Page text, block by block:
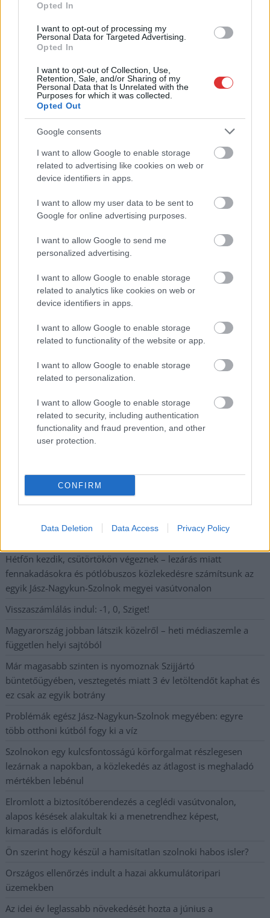
Opted In
I want to opt-out of processing my
Personal Data for Targeted Advertising.
Opted In
I want to opt-out of Collection, Use,
Retention, Sale, and/or Sharing of my
Personal Data that Is Unrelated with the
Purposes for which it was collected.
Opted Out
Google consents
I want to allow Google to enable storage
related to advertising like cookies on web or
device identifiers in apps.
I want to allow my user data to be sent to
Google for online advertising purposes.
I want to allow Google to send me
personalized advertising.
I want to allow Google to enable storage
related to analytics like cookies on web or
device identifiers in apps.
I want to allow Google to enable storage
related to functionality of the website or app.
I want to allow Google to enable storage
related to personalization.
I want to allow Google to enable storage
related to security, including authentication
functionality and fraud prevention, and other
user protection.
CONFIRM
Data Deletion Data Access Privacy Policy
Hírlevél feliratkozás
Adja meg keresztnevét:
Adja
meg e-mail címét:
Nem szeretne lemaradni semmiről? Csak egy kattintás, és hírlevelünk a
legfrissebb információkkal és exkluzív tartalmakkal hétről hétre
A SZOL24 legfrissebb 24 cikke
a hazai turizmusról
A Tisza Párt Dr. Baka Andrást jelöli köztársasági elnöknek
Óriási, több mint két méteres harcsát fogott a Tiszán a 13 éves
Hétfőn kezdik, csütörtökön végeznek – lezárás miatt
fennakadásokra és pótlóbuszos közlekedésre számítsunk az
egyik Jász-Nagykun-Szolnok megyei vasútvonalon
Visszaszámlálás indul: -1, 0, Sziget!
Magyarország jobban látszik közelről – heti médiaszemle a
független helyi sajtóból
Már magasabb szinten is nyomoznak Szijjártó
büntetőügyében, vesztegetés miatt 3 év letöltendőt kaphat és
ez csak az egyik botrány
Problémák egész Jász-Nagykun-Szolnok megyében: egyre
több otthoni kútból fogy ki a víz
Szolnokon egy kulcsfontosságú körforgalmat részlegesen
lezárnak a napokban, a közlekedés az átlagost is meghaladó
mértékben lebénul
Elromlott a biztosítóberendezés a ceglédi vasútvonalon,
alapos késések alakultak ki a menetrendhez képest,
kimaradás is előfordult
Ön szerint hogy készül a hamisítatlan szolnoki habos isler?
Országos ellenőrzés indult a hazai akkumulátoripari
üzemekben
Az idei év leglassabb növekedését hozta a június a